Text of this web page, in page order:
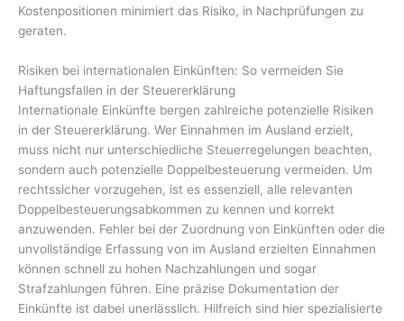
Kostenpositionen minimiert das Risiko, in Nachprüfungen zu
geraten.
Risiken bei internationalen Einkünften: So vermeiden Sie
Haftungsfallen in der Steuererklärung
Internationale Einkünfte bergen zahlreiche potenzielle Risiken
in der Steuererklärung. Wer Einnahmen im Ausland erzielt,
muss nicht nur unterschiedliche Steuerregelungen beachten,
sondern auch potenzielle Doppelbesteuerung vermeiden. Um
rechtssicher vorzugehen, ist es essenziell, alle relevanten
Doppelbesteuerungsabkommen zu kennen und korrekt
anzuwenden. Fehler bei der Zuordnung von Einkünften oder die
unvollständige Erfassung von im Ausland erzielten Einnahmen
können schnell zu hohen Nachzahlungen und sogar
Strafzahlungen führen. Eine präzise Dokumentation der
Einkünfte ist dabei unerlässlich. Hilfreich sind hier spezialisierte